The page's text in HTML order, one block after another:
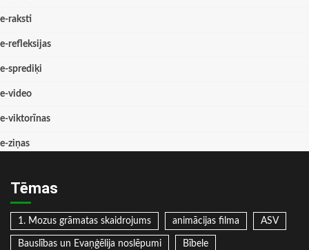
e-raksti
e-refleksijas
e-sprediķi
e-video
e-viktorīnas
e-ziņas
Tēmas
1. Mozus grāmatas skaidrojums animācijas filma ASV
Bauslības un Evaņģēlija noslēpumi Bībele